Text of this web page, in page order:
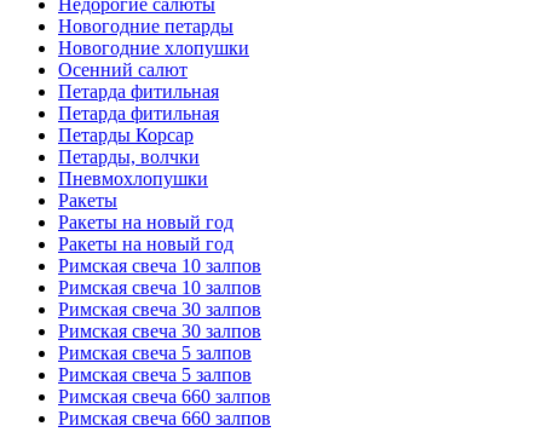
Недорогие салюты
Новогодние петарды
Новогодние хлопушки
Осенний салют
Петарда фитильная
Петарда фитильная
Петарды Корсар
Петарды, волчки
Пневмохлопушки
Ракеты
Ракеты на новый год
Ракеты на новый год
Римская свеча 10 залпов
Римская свеча 10 залпов
Римская свеча 30 залпов
Римская свеча 30 залпов
Римская свеча 5 залпов
Римская свеча 5 залпов
Римская свеча 660 залпов
Римская свеча 660 залпов